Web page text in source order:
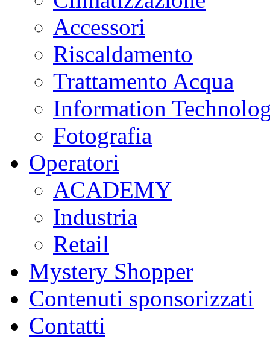
Accessori
Riscaldamento
Trattamento Acqua
Information
Fotografia
Operatori
ACADEMY
Industria
Retail
Mystery Shopper
Contenuti sponsorizzati
Contatti